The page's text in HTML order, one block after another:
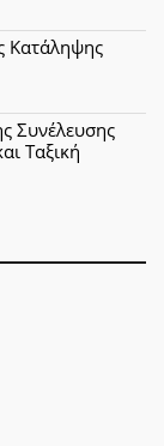
Κατάληψης
Συνέλευσης
Ταξική